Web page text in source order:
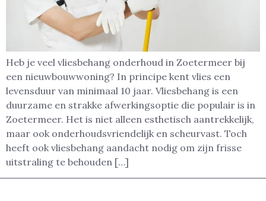
Heb je veel vliesbehang onderhoud in Zoetermeer bij
een nieuwbouwwoning? In principe kent vlies een
levensduur van minimaal 10 jaar. Vliesbehang is een
duurzame en strakke afwerkingsoptie die populair is in
Zoetermeer. Het is niet alleen esthetisch aantrekkelijk,
maar ook onderhoudsvriendelijk en scheurvast. Toch
heeft ook vliesbehang aandacht nodig om zijn frisse
uitstraling te behouden […]